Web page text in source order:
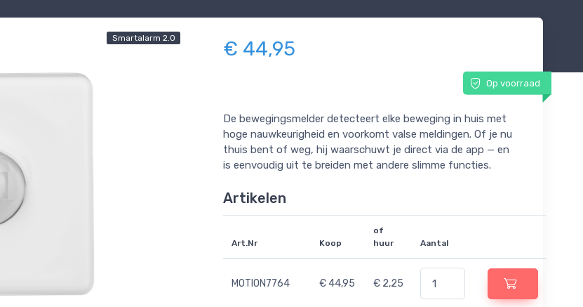
Smartalarm 2.0 € 44,95
Op voorraad
De bewegingsmelder detecteert elke beweging in huis met
hoge nauwkeurigheid en voorkomt valse meldingen. Of je nu
thuis bent of weg, hij waarschuwt je direct via de app — en
is eenvoudig uit te breiden met andere slimme functies.
Artikelen
Art.Nr Koop
of
huur
Aantal
MOTION7764 € 44,95 € 2,25